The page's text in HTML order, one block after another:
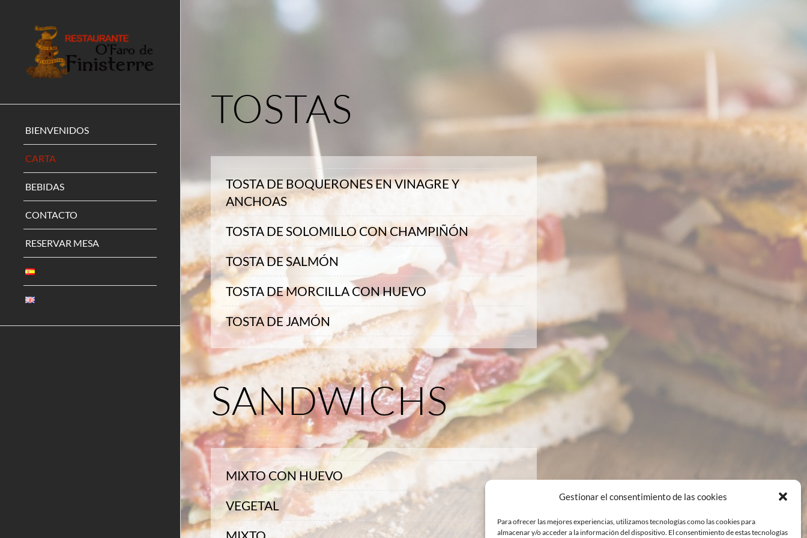
Gestionar el consentimiento de las cookies
Para ofrecer las mejores experiencias, utilizamos tecnologías como las cookies para
almacenar y/o acceder a la información del dispositivo. El consentimiento de estas tecnologías
BIENVENIDOS
CARTA
BEBIDAS
CONTACTO
RESERVAR MESA
TOSTAS
TOSTA DE BOQUERONES EN VINAGRE Y
ANCHOAS
TOSTA DE SOLOMILLO CON CHAMPIÑÓN
TOSTA DE SALMÓN
TOSTA DE MORCILLA CON HUEVO
TOSTA DE JAMÓN
SANDWICHS
MIXTO CON HUEVO
VEGETAL